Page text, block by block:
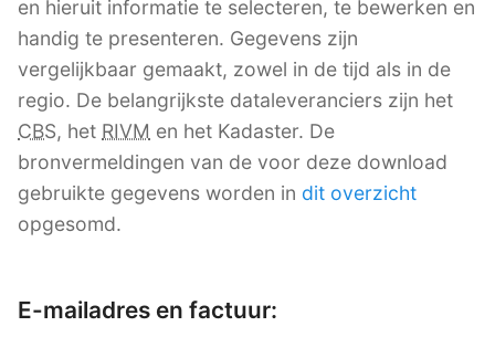
en hieruit informatie te selecteren, te bewerken en
handig te presenteren. Gegevens zijn
vergelijkbaar gemaakt, zowel in de tijd als in de
regio. De belangrijkste dataleveranciers zijn het
CBS, het RIVM en het Kadaster. De
bronvermeldingen van de voor deze download
gebruikte gegevens worden in dit overzicht
opgesomd.
E-mailadres en factuur: